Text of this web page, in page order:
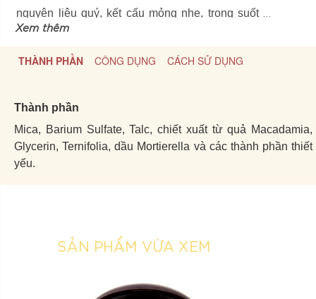
nguyên liệu quý, kết cấu mỏng nhẹ, trong suốt có
khả năng kiềm nhờn tốt, mang lại làn da mềm mại,
mịn màng và không làm thay đổi màu của lớp nền
Xem thêm
THÀNH PHẦN CÔNG DỤNG CÁCH SỬ DỤNG
Thành phần
Mica, Barium Sulfate, Talc, chiết xuất từ quả Macadamia,
Glycerin, Ternifolia, dầu Mortierella và các thành phần thiết
yếu.
SẢN PHẨM VỪA XEM